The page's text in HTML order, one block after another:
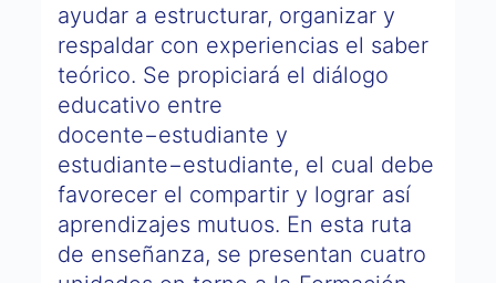
ayudar a estructurar, organizar y
respaldar con experiencias el saber
teórico. Se propiciará el diálogo
educativo entre
docente−estudiante y
estudiante−estudiante, el cual debe
favorecer el compartir y lograr así
aprendizajes mutuos. En esta ruta
de enseñanza, se presentan cuatro